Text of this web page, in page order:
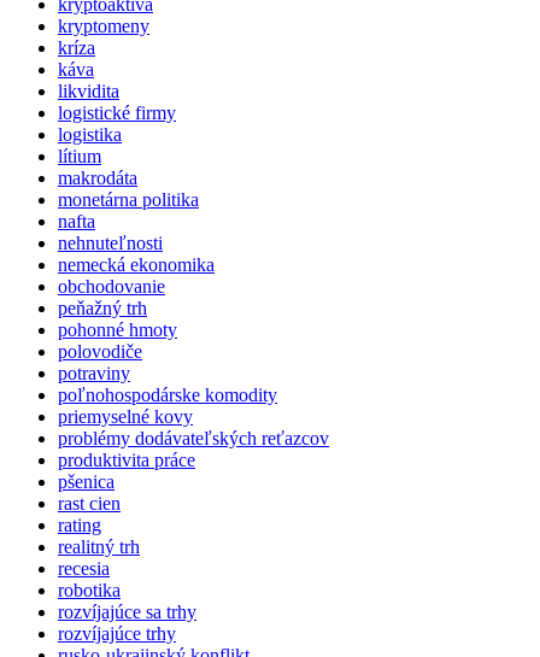
kryptoaktíva
kryptomeny
kríza
káva
likvidita
logistické firmy
logistika
lítium
makrodáta
monetárna politika
nafta
nehnuteľnosti
nemecká ekonomika
obchodovanie
peňažný trh
pohonné hmoty
polovodiče
potraviny
poľnohospodárske komodity
priemyselné kovy
problémy dodávateľských reťazcov
produktivita práce
pšenica
rast cien
rating
realitný trh
recesia
robotika
rozvíjajúce sa trhy
rozvíjajúce trhy